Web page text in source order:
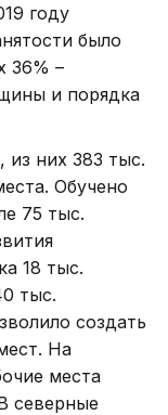
году
было
36% –
и порядка
из них 383 тыс.
Обучено
75 тыс.
18 тыс.
тыс.
создать
На
места
северные